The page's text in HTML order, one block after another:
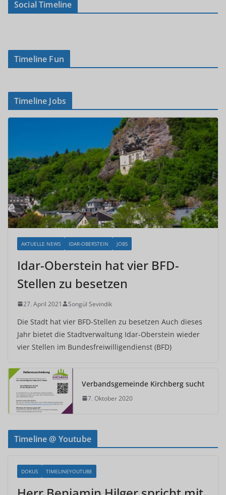
Social Timeline
Timeline Fun
Timeline Jobs
AKTUELLE NEWS IDAR-OBERSTEIN JOBS
Idar-Oberstein hat vier BFD-
Stellen zu besetzen
27. April 2021 Songül Sevindik
Die Stadt hat vier BFD-Stellen zu besetzen Auch dieses
Jahr bietet die Stadtverwaltung Idar-Oberstein wieder
vier Stellen im Bundesfreiwilligendienst (BFD)
Verbandsgemeinde Kirchberg sucht
7. Oktober 2020
Timeline @ Youtube
DOKUS TIMELINEYOUTUBE